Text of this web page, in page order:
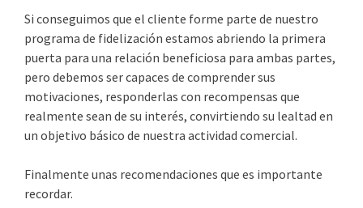
Si conseguimos que el cliente forme parte de nuestro
programa de fidelización estamos abriendo la primera
puerta para una relación beneficiosa para ambas partes,
pero debemos ser capaces de comprender sus
motivaciones, responderlas con recompensas que
realmente sean de su interés, convirtiendo su lealtad en
un objetivo básico de nuestra actividad comercial.
Finalmente unas recomendaciones que es importante
recordar.